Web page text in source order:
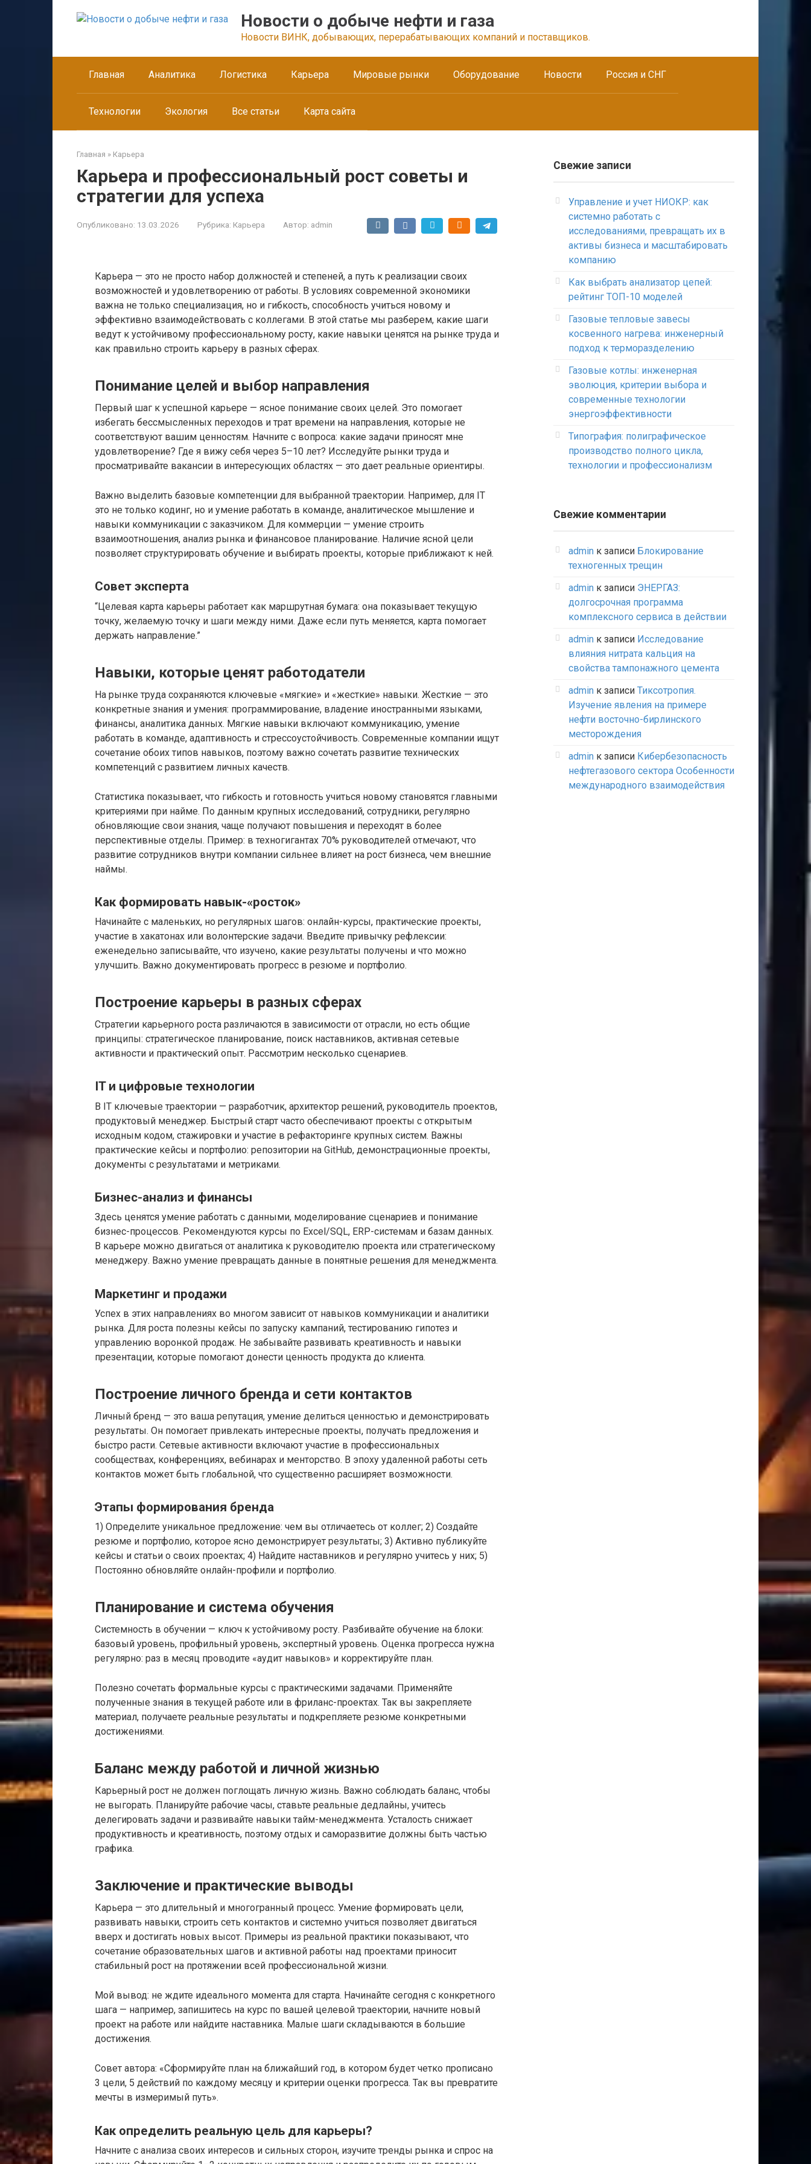
Новости о добыче нефти и газа
Новости ВИНК, добывающих, перерабатывающих компаний и поставщиков.
Главная Аналитика Логистика Карьера Мировые рынки Оборудование Новости Россия и СНГ
Технологии Экология Все статьи Карта сайта
Главная » Карьера
Карьера и профессиональный рост советы и
стратегии для успеха
Опубликовано: 13.03.2026 Рубрика: Карьера Автор: admin
Карьера — это не просто набор должностей и степеней, а путь к реализации своих
возможностей и удовлетворению от работы. В условиях современной экономики
важна не только специализация, но и гибкость, способность учиться новому и
эффективно взаимодействовать с коллегами. В этой статье мы разберем, какие шаги
ведут к устойчивому профессиональному росту, какие навыки ценятся на рынке труда и
как правильно строить карьеру в разных сферах.
Понимание целей и выбор направления
Первый шаг к успешной карьере — ясное понимание своих целей. Это помогает
избегать бессмысленных переходов и трат времени на направления, которые не
соответствуют вашим ценностям. Начните с вопроса: какие задачи приносят мне
удовлетворение? Где я вижу себя через 5–10 лет? Исследуйте рынки труда и
просматривайте вакансии в интересующих областях — это дает реальные ориентиры.
Важно выделить базовые компетенции для выбранной траектории. Например, для IT
это не только кодинг, но и умение работать в команде, аналитическое мышление и
навыки коммуникации с заказчиком. Для коммерции — умение строить
взаимоотношения, анализ рынка и финансовое планирование. Наличие ясной цели
позволяет структурировать обучение и выбирать проекты, которые приближают к ней.
Совет эксперта
“Целевая карта карьеры работает как маршрутная бумага: она показывает текущую
точку, желаемую точку и шаги между ними. Даже если путь меняется, карта помогает
держать направление.”
Навыки, которые ценят работодатели
На рынке труда сохраняются ключевые «мягкие» и «жесткие» навыки. Жесткие — это
конкретные знания и умения: программирование, владение иностранными языками,
финансы, аналитика данных. Мягкие навыки включают коммуникацию, умение
работать в команде, адаптивность и стрессоустойчивость. Современные компании ищут
сочетание обоих типов навыков, поэтому важно сочетать развитие технических
компетенций с развитием личных качеств.
Статистика показывает, что гибкость и готовность учиться новому становятся главными
критериями при найме. По данным крупных исследований, сотрудники, регулярно
обновляющие свои знания, чаще получают повышения и переходят в более
перспективные отделы. Пример: в техногигантах 70% руководителей отмечают, что
развитие сотрудников внутри компании сильнее влияет на рост бизнеса, чем внешние
наймы.
Как формировать навык-«росток»
Начинайте с маленьких, но регулярных шагов: онлайн-курсы, практические проекты,
участие в хакатонах или волонтерские задачи. Введите привычку рефлексии:
еженедельно записывайте, что изучено, какие результаты получены и что можно
улучшить. Важно документировать прогресс в резюме и портфолио.
Построение карьеры в разных сферах
Стратегии карьерного роста различаются в зависимости от отрасли, но есть общие
принципы: стратегическое планирование, поиск наставников, активная сетевые
активности и практический опыт. Рассмотрим несколько сценариев.
IT и цифровые технологии
В IT ключевые траектории — разработчик, архитектор решений, руководитель проектов,
продуктовый менеджер. Быстрый старт часто обеспечивают проекты с открытым
исходным кодом, стажировки и участие в рефакторинге крупных систем. Важны
практические кейсы и портфолио: репозитории на GitHub, демонстрационные проекты,
документы с результатами и метриками.
Бизнес-анализ и финансы
Здесь ценятся умение работать с данными, моделирование сценариев и понимание
бизнес-процессов. Рекомендуются курсы по Excel/SQL, ERP-системам и базам данных.
В карьере можно двигаться от аналитика к руководителю проекта или стратегическому
менеджеру. Важно умение превращать данные в понятные решения для менеджмента.
Маркетинг и продажи
Успех в этих направлениях во многом зависит от навыков коммуникации и аналитики
рынка. Для роста полезны кейсы по запуску кампаний, тестированию гипотез и
управлению воронкой продаж. Не забывайте развивать креативность и навыки
презентации, которые помогают донести ценность продукта до клиента.
Построение личного бренда и сети контактов
Личный бренд — это ваша репутация, умение делиться ценностью и демонстрировать
результаты. Он помогает привлекать интересные проекты, получать предложения и
быстро расти. Сетевые активности включают участие в профессиональных
сообществах, конференциях, вебинарах и менторство. В эпоху удаленной работы сеть
контактов может быть глобальной, что существенно расширяет возможности.
Этапы формирования бренда
1) Определите уникальное предложение: чем вы отличаетесь от коллег; 2) Создайте
резюме и портфолио, которое ясно демонстрирует результаты; 3) Активно публикуйте
кейсы и статьи о своих проектах; 4) Найдите наставников и регулярно учитесь у них; 5)
Постоянно обновляйте онлайн-профили и портфолио.
Планирование и система обучения
Системность в обучении — ключ к устойчивому росту. Разбивайте обучение на блоки:
базовый уровень, профильный уровень, экспертный уровень. Оценка прогресса нужна
регулярно: раз в месяц проводите «аудит навыков» и корректируйте план.
Полезно сочетать формальные курсы с практическими задачами. Применяйте
полученные знания в текущей работе или в фриланс-проектах. Так вы закрепляете
материал, получаете реальные результаты и подкрепляете резюме конкретными
достижениями.
Баланс между работой и личной жизнью
Карьерный рост не должен поглощать личную жизнь. Важно соблюдать баланс, чтобы
не выгорать. Планируйте рабочие часы, ставьте реальные дедлайны, учитесь
делегировать задачи и развивайте навыки тайм-менеджмента. Усталость снижает
продуктивность и креативность, поэтому отдых и саморазвитие должны быть частью
графика.
Заключение и практические выводы
Карьера — это длительный и многогранный процесс. Умение формировать цели,
развивать навыки, строить сеть контактов и системно учиться позволяет двигаться
вверх и достигать новых высот. Примеры из реальной практики показывают, что
сочетание образовательных шагов и активной работы над проектами приносит
стабильный рост на протяжении всей профессиональной жизни.
Мой вывод: не ждите идеального момента для старта. Начинайте сегодня с конкретного
шага — например, запишитесь на курс по вашей целевой траектории, начните новый
проект на работе или найдите наставника. Малые шаги складываются в большие
достижения.
Совет автора: «Сформируйте план на ближайший год, в котором будет четко прописано
3 цели, 5 действий по каждому месяцу и критерии оценки прогресса. Так вы превратите
мечты в измеримый путь».
Как определить реальную цель для карьеры?
Начните с анализа своих интересов и сильных сторон, изучите тренды рынка и спрос на
Свежие записи
Управление и учет НИОКР: как
системно работать с
исследованиями, превращать их в
активы бизнеса и масштабировать
компанию
Как выбрать анализатор цепей:
рейтинг ТОП-10 моделей
Газовые тепловые завесы
косвенного нагрева: инженерный
подход к терморазделению
Газовые котлы: инженерная
эволюция, критерии выбора и
современные технологии
энергоэффективности
Типография: полиграфическое
производство полного цикла,
технологии и профессионализм
Свежие комментарии
admin к записи Блокирование
техногенных трещин
admin к записи ЭНЕРГАЗ:
долгосрочная программа
комплексного сервиса в действии
admin к записи Исследование
влияния нитрата кальция на
свойства тампонажного цемента
admin к записи Тиксотропия.
Изучение явления на примере
нефти восточно-бирлинского
месторождения
admin к записи Кибербезопасность
нефтегазового сектора Особенности
международного взаимодействия